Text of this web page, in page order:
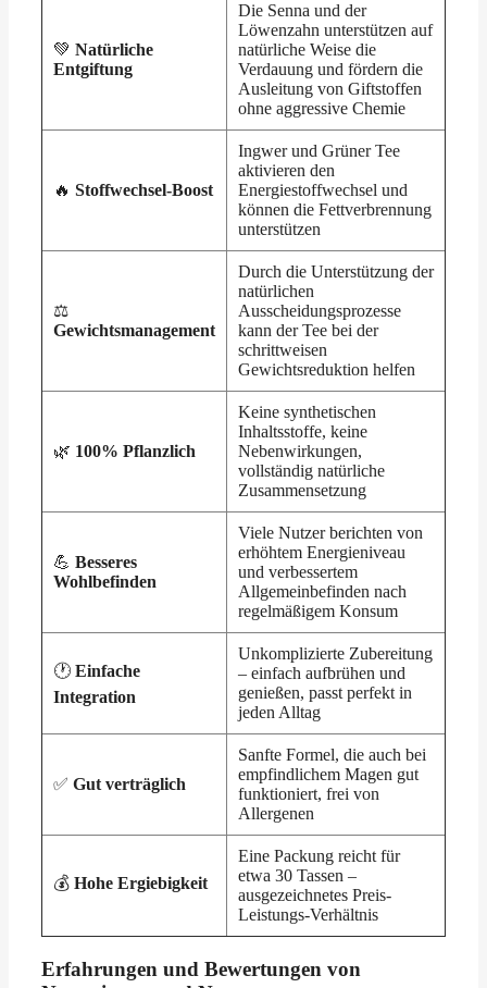
💚 Natürliche
Entgiftung
Die Senna und der
Löwenzahn unterstützen auf
natürliche Weise die
Verdauung und fördern die
Ausleitung von Giftstoffen
ohne aggressive Chemie
🔥 Stoffwechsel-Boost
Ingwer und Grüner Tee
aktivieren den
Energiestoffwechsel und
können die Fettverbrennung
unterstützen
⚖️
Gewichtsmanagement
Durch die Unterstützung der
natürlichen
Ausscheidungsprozesse
kann der Tee bei der
schrittweisen
Gewichtsreduktion helfen
🌿 100% Pflanzlich
Keine synthetischen
Inhaltsstoffe, keine
Nebenwirkungen,
vollständig natürliche
Zusammensetzung
💪 Besseres
Wohlbefinden
Viele Nutzer berichten von
erhöhtem Energieniveau
und verbessertem
Allgemeinbefinden nach
regelmäßigem Konsum
🕐 Einfache
Integration
Unkomplizierte Zubereitung
– einfach aufbrühen und
genießen, passt perfekt in
jeden Alltag
✅ Gut verträglich
Sanfte Formel, die auch bei
empfindlichem Magen gut
funktioniert, frei von
Allergenen
💰 Hohe Ergiebigkeit
Eine Packung reicht für
etwa 30 Tassen –
ausgezeichnetes Preis-
Leistungs-Verhältnis
Erfahrungen und Bewertungen von